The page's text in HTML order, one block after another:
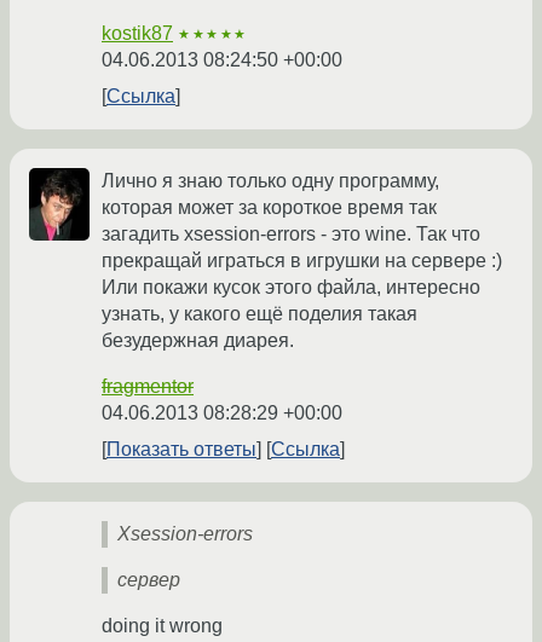
kostik87 ★★★★★
04.06.2013 08:24:50 +00:00
Ссылка
Лично я знаю только одну программу,
которая может за короткое время так
загадить xsession-errors - это wine. Так что
прекращай играться в игрушки на сервере :)
Или покажи кусок этого файла, интересно
узнать, у какого ещё поделия такая
безудержная диарея.
fragmentor
04.06.2013 08:28:29 +00:00
Показать ответы
Ссылка
Xsession-errors
сервер
doing it wrong